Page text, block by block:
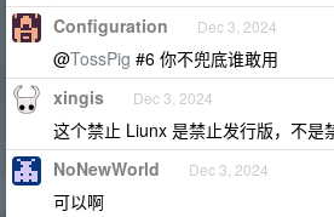
Configuration Dec 3, 2024
@TossPig #6 你不兜底谁敢用
xingis Dec 3, 2024
这个禁止 Liunx 是禁止发行版，不是
NoNewWorld Dec 3, 2024
可以啊